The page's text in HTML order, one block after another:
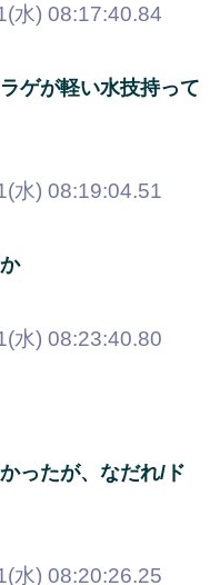
水) 08:17:40.84
ゲが軽い水技持って
水) 08:19:04.51
水) 08:23:40.80
ったが、なだれ/ド
水) 08:20:26.25